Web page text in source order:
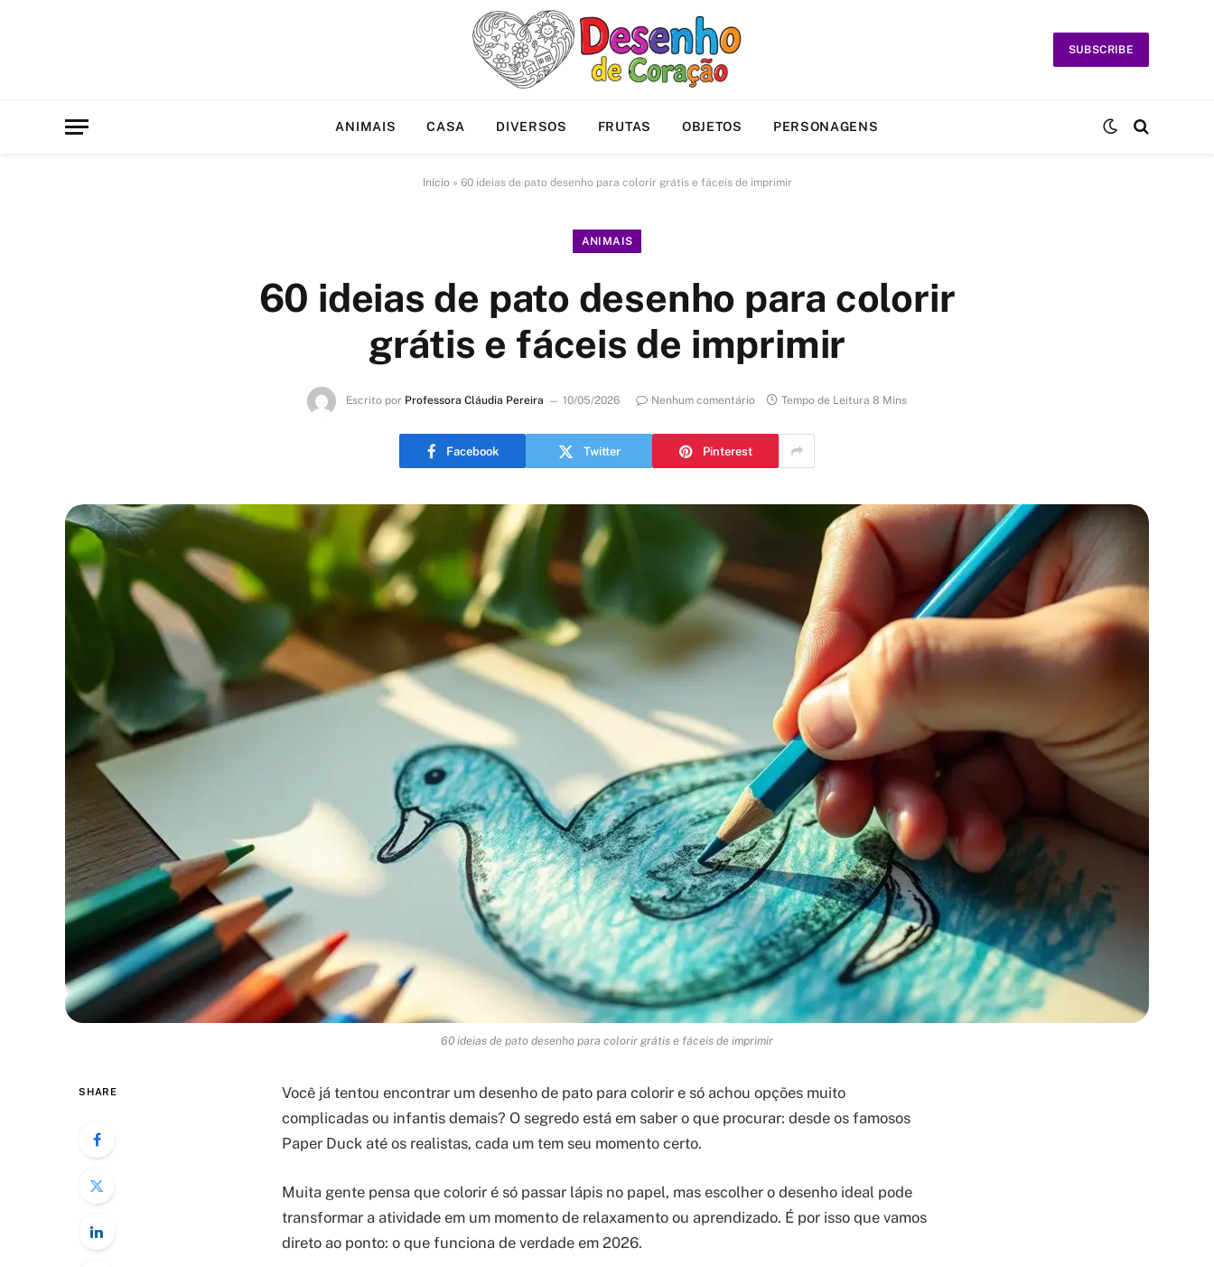
SUBSCRIBE
ANIMAIS CASA DIVERSOS FRUTAS OBJETOS PERSONAGENS
Início » 60 ideias de pato desenho para colorir grátis e fáceis de imprimir
ANIMAIS
60 ideias de pato desenho para colorir
grátis e fáceis de imprimir
Escrito por Professora Cláudia Pereira 10/05/2026 Nenhum comentário Tempo de Leitura 8 Mins
Facebook Twitter Pinterest
60 ideias de pato desenho para colorir grátis e fáceis de imprimir
SHARE
Você já tentou encontrar um desenho de pato para colorir e só achou opções muito
complicadas ou infantis demais? O segredo está em saber o que procurar: desde os famosos
Paper Duck até os realistas, cada um tem seu momento certo.
Muita gente pensa que colorir é só passar lápis no papel, mas escolher o desenho ideal pode
transformar a atividade em um momento de relaxamento ou aprendizado. É por isso que vamos
direto ao ponto: o que funciona de verdade em 2026.